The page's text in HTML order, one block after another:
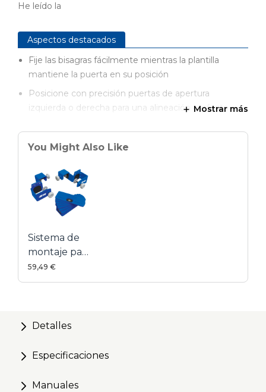
He leído la
Aspectos destacados
Fije las bisagras fácilmente mientras la plantilla
mantiene la puerta en su posición
Posicione con precisión puertas de apertura
izquierda o derecha para una alineación perfecta
las cuñas de microajuste
marco
Mostrar más
You Might Also Like
Sistema de
montaje para
frentes de
cajón
59,49 €
Detalles
Especificaciones
Manuales